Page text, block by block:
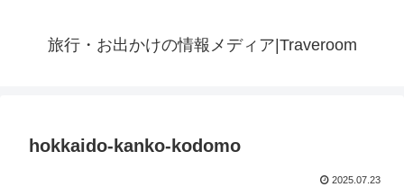
旅行・お出かけの情報メディア|Traveroom
hokkaido-kanko-kodomo
2025.07.23